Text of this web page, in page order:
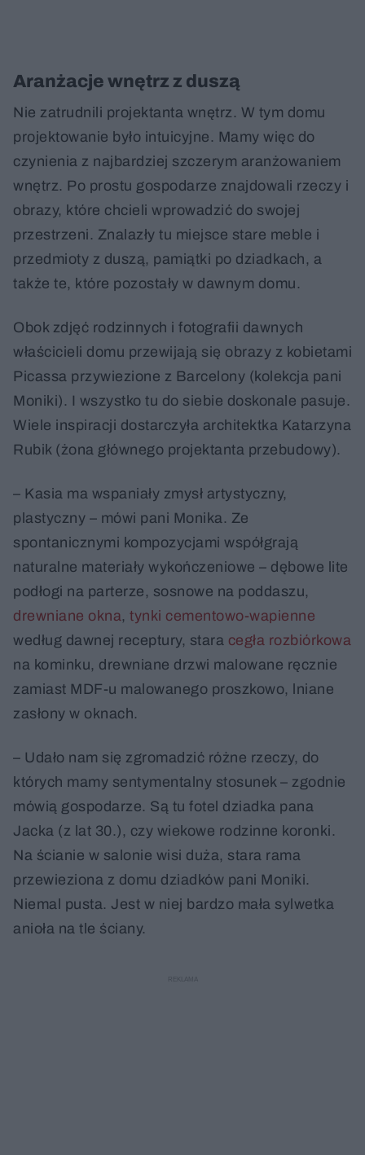
Aranżacje wnętrz z duszą
Nie zatrudnili projektanta wnętrz. W tym domu
projektowanie było intuicyjne. Mamy więc do
czynienia z najbardziej szczerym aranżowaniem
wnętrz. Po prostu gospodarze znajdowali rzeczy i
obrazy, które chcieli wprowadzić do swojej
przestrzeni. Znalazły tu miejsce stare meble i
przedmioty z duszą, pamiątki po dziadkach, a
także te, które pozostały w dawnym domu.
Obok zdjęć rodzinnych i fotografii dawnych
właścicieli domu przewijają się obrazy z kobietami
Picassa przywiezione z Barcelony (kolekcja pani
Moniki). I wszystko tu do siebie doskonale pasuje.
Wiele inspiracji dostarczyła architektka Katarzyna
Rubik (żona głównego projektanta przebudowy).
– Kasia ma wspaniały zmysł artystyczny,
plastyczny – mówi pani Monika. Ze
spontanicznymi kompozycjami współgrają
naturalne materiały wykończeniowe – dębowe lite
podłogi na parterze, sosnowe na poddaszu,
drewniane okna, tynki cementowo-wapienne
według dawnej receptury, stara cegła rozbiórkowa
na kominku, drewniane drzwi malowane ręcznie
zamiast MDF-u malowanego proszkowo, lniane
zasłony w oknach.
– Udało nam się zgromadzić różne rzeczy, do
których mamy sentymentalny stosunek – zgodnie
mówią gospodarze. Są tu fotel dziadka pana
Jacka (z lat 30.), czy wiekowe rodzinne koronki.
Na ścianie w salonie wisi duża, stara rama
przewieziona z domu dziadków pani Moniki.
Niemal pusta. Jest w niej bardzo mała sylwetka
anioła na tle ściany.